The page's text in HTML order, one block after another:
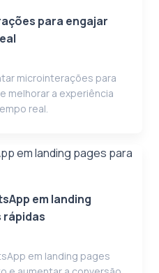
para engajar
microinterações para
melhorar a experiência
real.
em landing
rápidas
em landing pages